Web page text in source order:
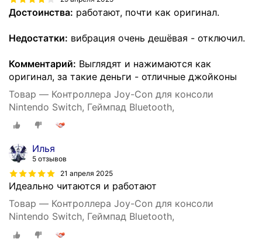
Достоинства: работают, почти как оригинал.
Недостатки: вибрация очень дешёвая - отключил.
Комментарий: Выглядят и нажимаются как
оригинал, за такие деньги - отличные джойконы
Товар — Контроллера Joy-Con для консоли
Nintendo Switch, Геймпад Bluetooth,
Илья
5 отзывов
21 апреля 2025
Идеально читаются и работают
Товар — Контроллера Joy-Con для консоли
Nintendo Switch, Геймпад Bluetooth,